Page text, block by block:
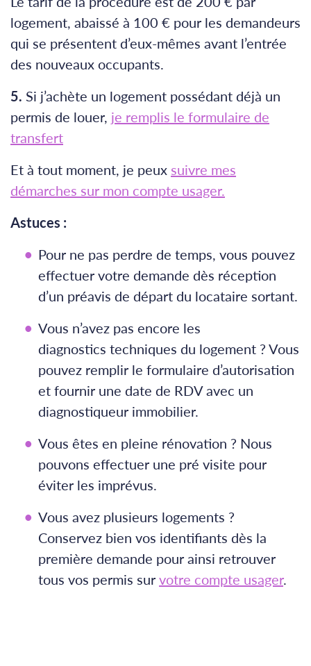
logement, abaissé à 100 € pour les demandeurs
qui se présentent d’eux-mêmes avant l’entrée
des nouveaux occupants.
5. Si j’achète un logement possédant déjà un
permis de louer, je remplis le formulaire de
transfert
Et à tout moment, je peux suivre mes
démarches sur mon compte usager.
Astuces :
Pour ne pas perdre de temps, vous pouvez
effectuer votre demande dès réception
d’un préavis de départ du locataire sortant.
Vous n’avez pas encore les
diagnostics techniques du logement ? Vous
pouvez remplir le formulaire d’autorisation
et fournir une date de RDV avec un
diagnostiqueur immobilier.
Vous êtes en pleine rénovation ? Nous
pouvons effectuer une pré visite pour
éviter les imprévus.
Vous avez plusieurs logements ?
Conservez bien vos identifiants dès la
première demande pour ainsi retrouver
tous vos permis sur votre compte usager.